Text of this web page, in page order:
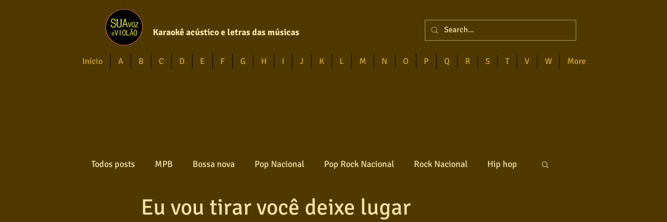
Karaokê acústico e letras das músicas
Início A B C D E F G H I J K L M N O P Q R S T V W More
Todos posts MPB Bossa nova Pop Nacional Pop Rock Nacional Rock Nacional Hip hop
Gospel Axé Reggae Jazz Jovem guarda Poesia
Eu vou tirar você deixe lugar